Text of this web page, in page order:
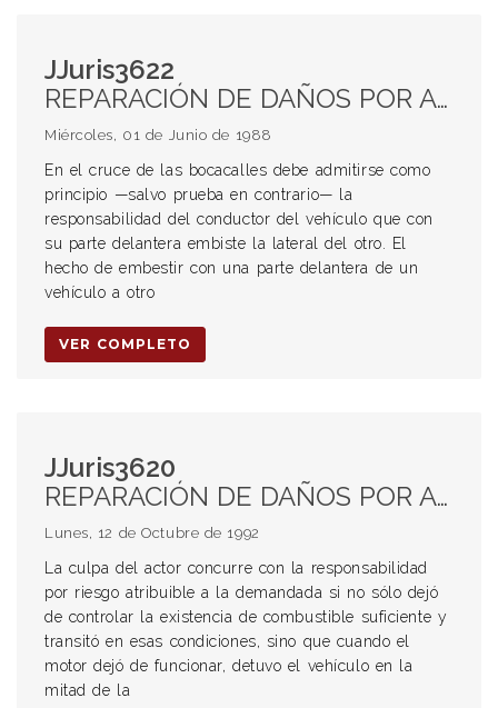
JJuris3622
REPARACIÓN DE DAÑOS POR ACCIDENTES DE TRÁNSITO. Culpabilidad. Rodado embistente. Presunción de culpa
Miércoles, 01 de Junio de 1988
En el cruce de las bocacalles debe admitirse como
principio —salvo prueba en contrario— la
responsabilidad del conductor del vehículo que con
su parte delantera embiste la lateral del otro. El
hecho de embestir con una parte delantera de un
vehículo a otro
VER COMPLETO
JJuris3620
REPARACIÓN DE DAÑOS POR ACCIDENTES DE TRÁNSITO. Culpabilidad Estacionamiento en infracción En centros urbanos
Lunes, 12 de Octubre de 1992
La culpa del actor concurre con la responsabilidad
por riesgo atribuible a la demandada si no sólo dejó
de controlar la existencia de combustible suficiente y
transitó en esas condiciones, sino que cuando el
motor dejó de funcionar, detuvo el vehículo en la
mitad de la